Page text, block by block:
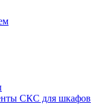
СКС для шкафов